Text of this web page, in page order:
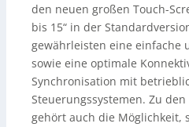
den neuen großen Touch-
bis 15“ in der
gewährleisten eine einfache
sowie eine optimale
Synchronisation mit
Steuerungssystemen. Zu
gehört auch die Möglichkeit,